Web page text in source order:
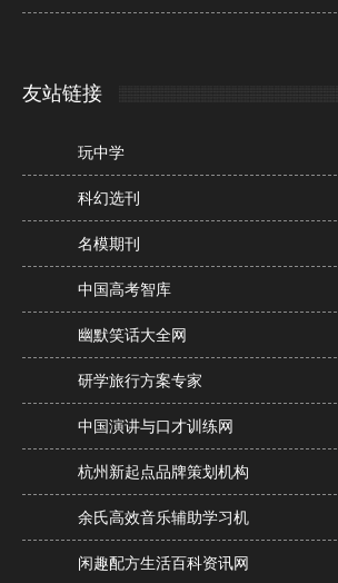
友站链接
玩中学
科幻选刊
名模期刊
中国高考智库
幽默笑话大全网
研学旅行方案专家
中国演讲与口才训练网
杭州新起点品牌策划机构
余氏高效音乐辅助学习机
闲趣配方生活百科资讯网